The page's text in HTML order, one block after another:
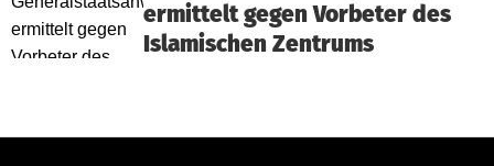
ermittelt gegen Vorbeter des
Islamischen Zentrums